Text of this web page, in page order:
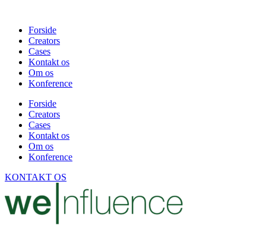
Forside
Creators
Cases
Kontakt os
Om os
Konference
Forside
Creators
Cases
Kontakt os
Om os
Konference
KONTAKT OS